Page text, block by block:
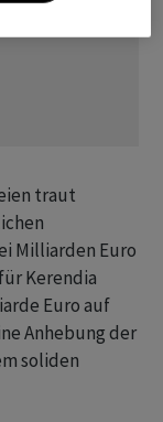
traut
Milliarden Euro
Kerendia
Euro auf
Anhebung der
soliden